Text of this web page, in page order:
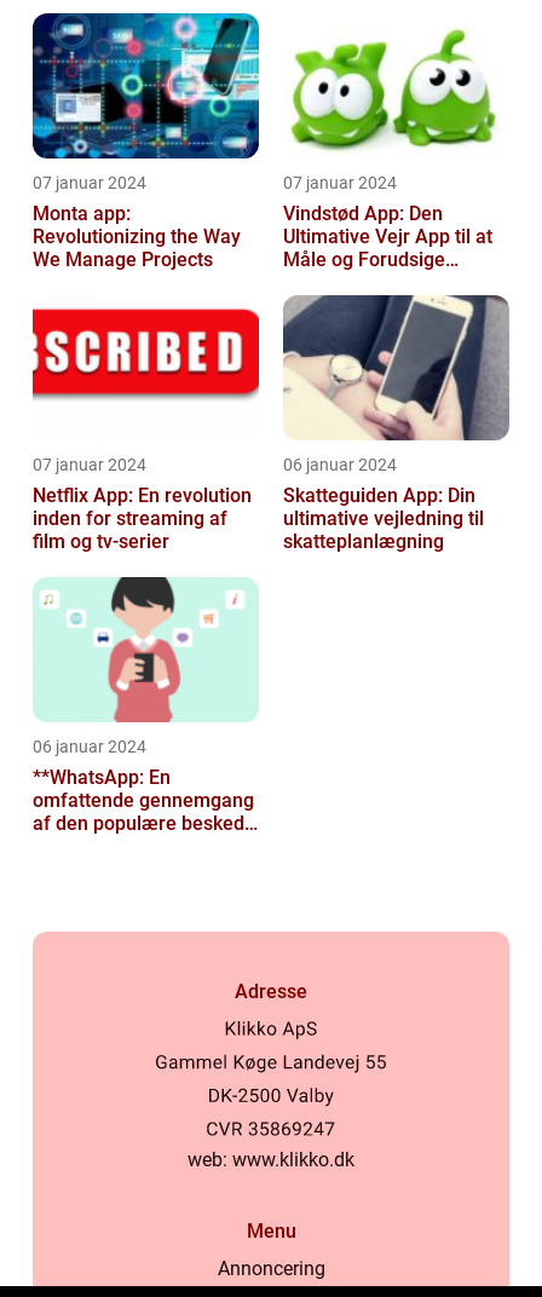
07 januar 2024
Monta app:
Revolutionizing the Way
We Manage Projects
07 januar 2024
Vindstød App: Den
Ultimative Vejr App til at
Måle og Forudsige
07 januar 2024
Netflix App: En revolution
inden for streaming af
film og tv-serier
06 januar 2024
Skatteguiden App: Din
ultimative vejledning til
skatteplanlægning
06 januar 2024
**WhatsApp: En
omfattende gennemgang
af den populære besked-
Adresse
web: www.klikko.dk
Menu
Annoncering